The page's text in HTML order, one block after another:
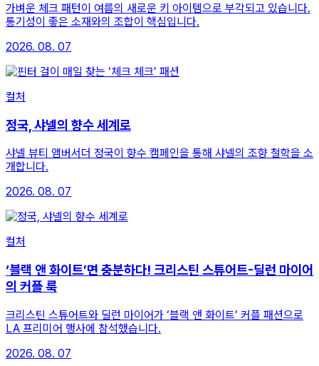
가벼운 체크 패턴이 여름의 새로운 키 아이템으로 부각되고 있습니다.
통기성이 좋은 소재와의 조합이 핵심입니다.
2026. 08. 07
컬처
정국, 샤넬의 향수 세계로
샤넬 뷰티 앰버서더 정국이 향수 캠페인을 통해 샤넬의 조향 철학을 소
개합니다.
2026. 08. 07
컬처
‘블랙 앤 화이트’면 충분하다! 크리스틴 스튜어트-딜런 마이어
의 커플 룩
크리스틴 스튜어트와 딜런 마이어가 ‘블랙 앤 화이트’ 커플 패션으로
LA 프리미어 행사에 참석했습니다.
2026. 08. 07